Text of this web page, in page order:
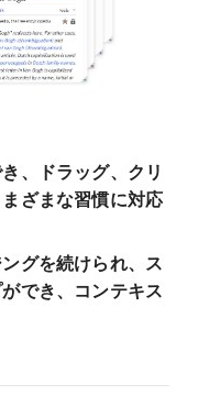
、ドラッグ、クリ
ざまな習慣に対応
グを続けられ、ス
でき、コンテキス